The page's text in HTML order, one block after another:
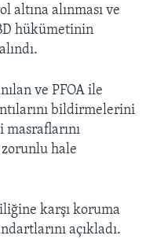
altına alınması ve
hükümetinin
ve PFOA ile
bildirmelerini
zorunlu hale
karşı koruma
açıkladı.